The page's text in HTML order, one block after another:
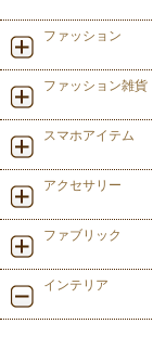
ファッション
ファッション雑貨
スマホアイテム
アクセサリー
ファブリック
インテリア